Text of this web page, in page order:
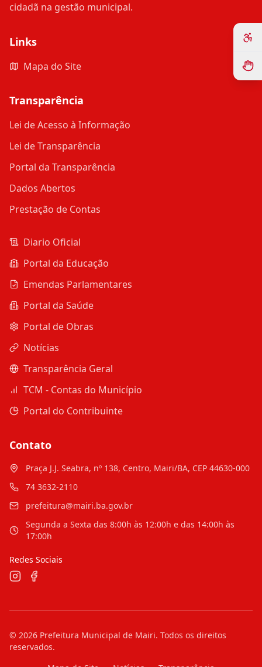
cidadã na gestão municipal.
Links
Mapa do Site
Transparência
Lei de Acesso à Informação
Lei de Transparência
Portal da Transparência
Dados Abertos
Prestação de Contas
Diario Oficial
Portal da Educação
Emendas Parlamentares
Portal da Saúde
Portal de Obras
Notícias
Transparência Geral
TCM - Contas do Município
Portal do Contribuinte
Contato
Praça J.J. Seabra, nº 138, Centro, Mairi/BA, CEP 44630-000
74 3632-2110
prefeitura@mairi.ba.gov.br
Segunda a Sexta das 8:00h às 12:00h e das 14:00h às
17:00h
Redes Sociais
© 2026 Prefeitura Municipal de Mairi. Todos os direitos
reservados.